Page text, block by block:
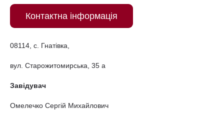
Контактна інформація
08114, с. Гнатівка,
вул. Старожитомирська, 35 а
Завідувач
Омелечко Сергій Михайлович